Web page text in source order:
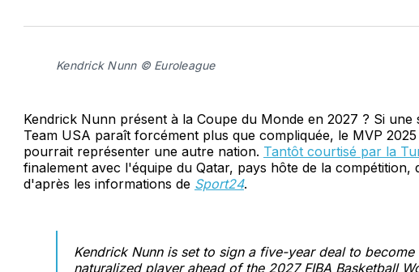
Kendrick Nunn © Euroleague
Kendrick Nunn présent à la Coupe du Monde en 2027 ? Si une
Team USA paraît forcément plus que compliquée, le MVP
pourrait représenter une autre nation. Tantôt courtisé par la
finalement avec l'équipe du Qatar, pays hôte de la compétition,
d'après les informations de Sport24.
Kendrick Nunn is set to sign a five-year deal to become
naturalized player ahead of the 2027 FIBA Basketball